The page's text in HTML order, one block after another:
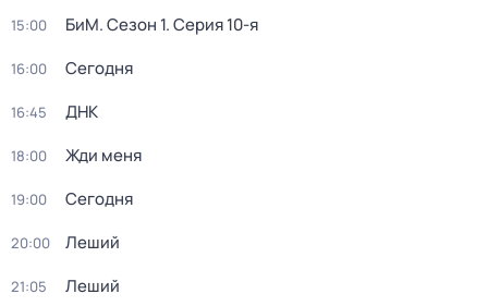
15:00 БиМ. Сезон 1. Серия 10-я
16:00 Сегодня
16:45 ДНК
18:00 Жди меня
19:00 Сегодня
20:00 Леший
21:05 Леший